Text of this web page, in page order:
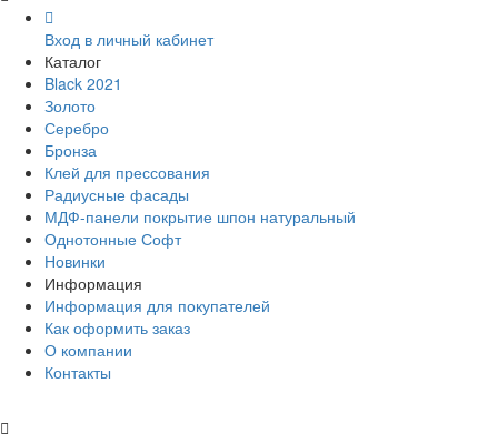
Вход в личный кабинет
Каталог
Black 2021
Золото
Серебро
Бронза
Клей для прессования
Радиусные фасады
МДФ-панели покрытие шпон натуральный
Однотонные Софт
Новинки
Информация
Информация для покупателей
Как оформить заказ
О компании
Контакты